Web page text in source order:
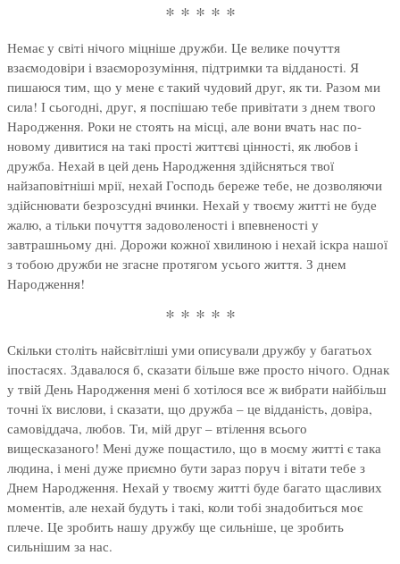
* * * * *
Немає у світі нічого міцніше дружби. Це велике почуття
взаємодовіри і взаєморозуміння, підтримки та відданості. Я
пишаюся тим, що у мене є такий чудовий друг, як ти. Разом ми
сила! І сьогодні, друг, я поспішаю тебе привітати з днем твого
Народження. Роки не стоять на місці, але вони вчать нас по-
новому дивитися на такі прості життєві цінності, як любов і
дружба. Нехай в цей день Народження здійсняться твої
найзаповітніші мрії, нехай Господь береже тебе, не дозволяючи
здійснювати безрозсудні вчинки. Нехай у твоєму житті не буде
жалю, а тільки почуття задоволеності і впевненості у
завтрашньому дні. Дорожи кожної хвилиною і нехай іскра нашої
з тобою дружби не згасне протягом усього життя. З днем
Народження!
* * * * *
Скільки століть найсвітліші уми описували дружбу у багатьох
іпостасях. Здавалося б, сказати більше вже просто нічого. Однак
у твій День Народження мені б хотілося все ж вибрати найбільш
точні їх вислови, і сказати, що дружба – це відданість, довіра,
самовіддача, любов. Ти, мій друг – втілення всього
вищесказаного! Мені дуже пощастило, що в моєму житті є така
людина, і мені дуже приємно бути зараз поруч і вітати тебе з
Днем Народження. Нехай у твоєму житті буде багато щасливих
моментів, але нехай будуть і такі, коли тобі знадобиться моє
плече. Це зробить нашу дружбу ще сильніше, це зробить
сильнішим за нас.